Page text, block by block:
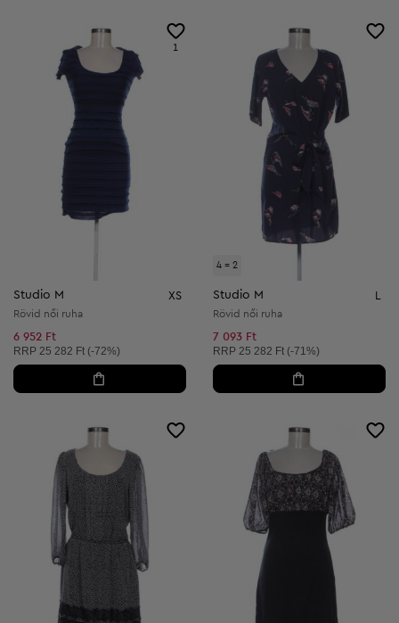
1
Studio M XS
Rövid női ruha
6 952 Ft
Ajánlott ár:
RRP 25 282 Ft (-72%)
4 = 2
Studio M
Rövid női ruha
7 093 Ft
Ajánlott ár:
RRP 25 282 Ft (-71%)